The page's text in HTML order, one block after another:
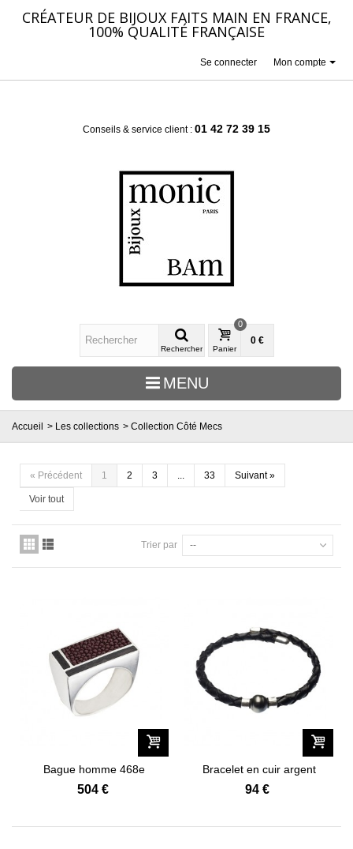
CRÉATEUR DE BIJOUX FAITS MAIN EN FRANCE,
100% QUALITÉ FRANÇAISE
Mon compte
Se connecter
Conseils & service client : 01 42 72 39 15
Rechercher Panier
0
0 €
MENU
Accueil > Les collections > Collection Côté Mecs
« Précédent 1 2 3 ... 33 Suivant»
Voir tout
Trier par --
Bague homme 468e
504 €
Bracelet en cuir argent
acier et...
94 €